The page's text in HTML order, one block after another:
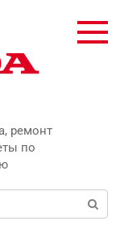
ремонт
по